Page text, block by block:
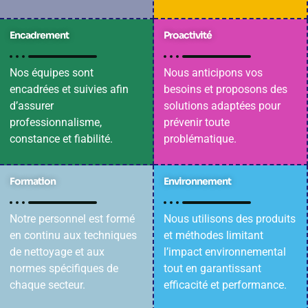
Encadrement
Nos équipes sont
encadrées et suivies afin
d’assurer
professionnalisme,
constance et fiabilité.
Proactivité
Nous anticipons vos
besoins et proposons des
solutions adaptées pour
prévenir toute
problématique.
Formation
Notre personnel est formé
en continu aux techniques
de nettoyage et aux
normes spécifiques de
chaque secteur.
Environnement
Nous utilisons des produits
et méthodes limitant
l’impact environnemental
tout en garantissant
efficacité et performance.